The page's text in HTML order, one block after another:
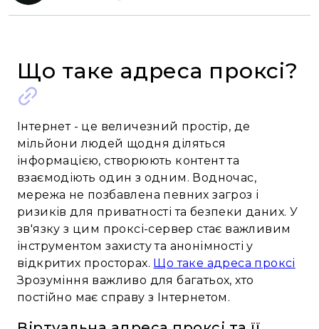
Що таке адреса проксі?
Інтернет - це величезний простір, де
мільйони людей щодня діляться
інформацією, створюють контент та
взаємодіють один з одним. Водночас,
мережа не позбавлена певних загроз і
ризиків для приватності та безпеки даних. У
зв'язку з цим проксі-сервер стає важливим
інструментом захисту та анонімності у
відкритих просторах. Що таке адреса проксі
Зрозуміння важливо для багатьох, хто
постійно має справу з Інтернетом.